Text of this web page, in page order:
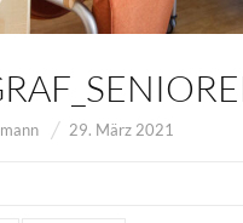
29. März 2021